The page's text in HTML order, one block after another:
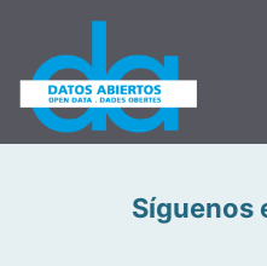
Síguenos